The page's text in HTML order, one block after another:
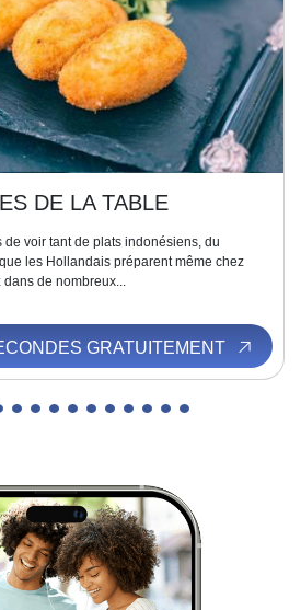
DE LA TABLE
de voir tant de plats indonésiens, du
les Hollandais préparent même chez
de nombreux...
GRATUITEMENT